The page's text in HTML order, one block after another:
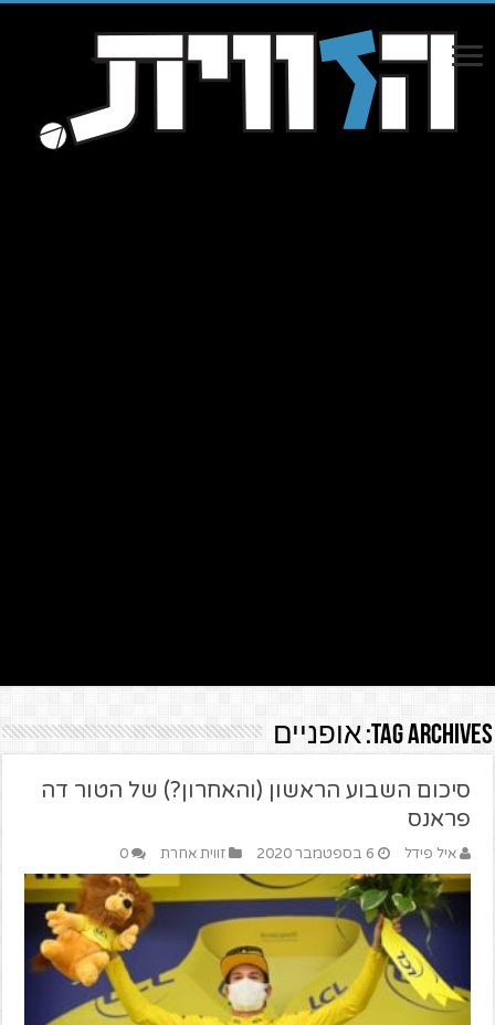
Tag Archives: אופניים
סיכום השבוע הראשון (והאחרון?) של הטור דה
פראנס
איל פידל 6 בספטמבר 2020 זווית אחרת 0